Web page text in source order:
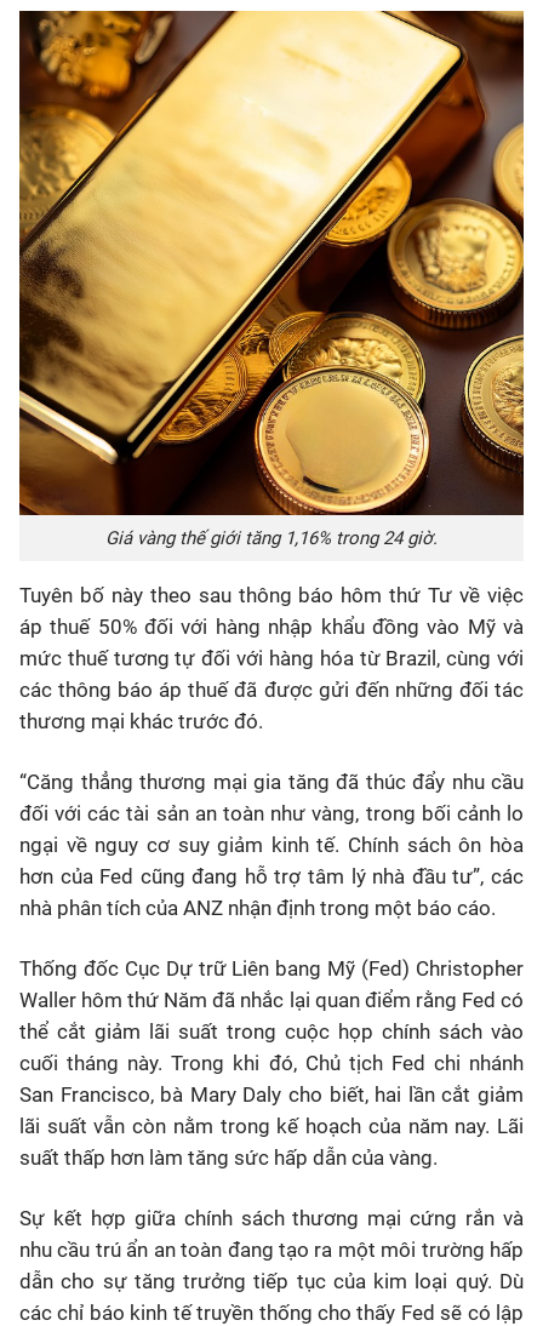
Giá vàng thế giới tăng 1,16% trong 24 giờ.
Tuyên bố này theo sau thông báo hôm thứ Tư về việc
áp thuế 50% đối với hàng nhập khẩu đồng vào Mỹ và
mức thuế tương tự đối với hàng hóa từ Brazil, cùng với
các thông báo áp thuế đã được gửi đến những đối tác
thương mại khác trước đó.
“Căng thẳng thương mại gia tăng đã thúc đẩy nhu cầu
đối với các tài sản an toàn như vàng, trong bối cảnh lo
ngại về nguy cơ suy giảm kinh tế. Chính sách ôn hòa
hơn của Fed cũng đang hỗ trợ tâm lý nhà đầu tư”, các
nhà phân tích của ANZ nhận định trong một báo cáo.
Thống đốc Cục Dự trữ Liên bang Mỹ (Fed) Christopher
Waller hôm thứ Năm đã nhắc lại quan điểm rằng Fed có
thể cắt giảm lãi suất trong cuộc họp chính sách vào
cuối tháng này. Trong khi đó, Chủ tịch Fed chi nhánh
San Francisco, bà Mary Daly cho biết, hai lần cắt giảm
lãi suất vẫn còn nằm trong kế hoạch của năm nay. Lãi
suất thấp hơn làm tăng sức hấp dẫn của vàng.
Sự kết hợp giữa chính sách thương mại cứng rắn và
nhu cầu trú ẩn an toàn đang tạo ra một môi trường hấp
dẫn cho sự tăng trưởng tiếp tục của kim loại quý. Dù
các chỉ báo kinh tế truyền thống cho thấy Fed sẽ có lập